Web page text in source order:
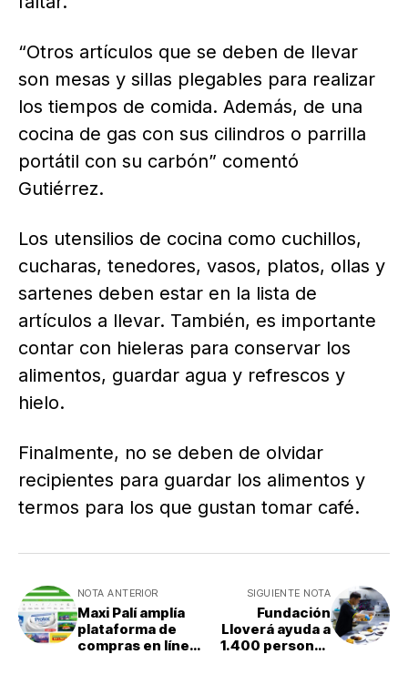
“Otros artículos que se deben de llevar
son mesas y sillas plegables para realizar
los tiempos de comida. Además, de una
cocina de gas con sus cilindros o parrilla
portátil con su carbón” comentó
Gutiérrez.
Los utensilios de cocina como cuchillos,
cucharas, tenedores, vasos, platos, ollas y
sartenes deben estar en la lista de
artículos a llevar. También, es importante
contar con hieleras para conservar los
alimentos, guardar agua y refrescos y
hielo.
Finalmente, no se deben de olvidar
recipientes para guardar los alimentos y
termos para los que gustan tomar café.
NOTA ANTERIOR
Maxi Palí amplía
plataforma de
compras en línea
SIGUIENTE NOTA
Fundación
Lloverá ayuda a
1.400 personas